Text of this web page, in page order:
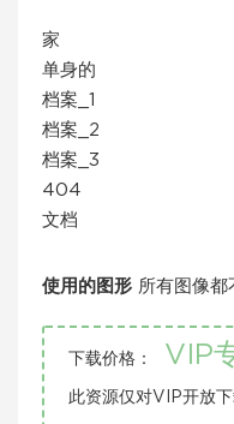
家
单身的
档案_1
档案_2
档案_3
404
文档
使用的图形 所有图像都
下载价格： VIP
此资源仅对VIP开放